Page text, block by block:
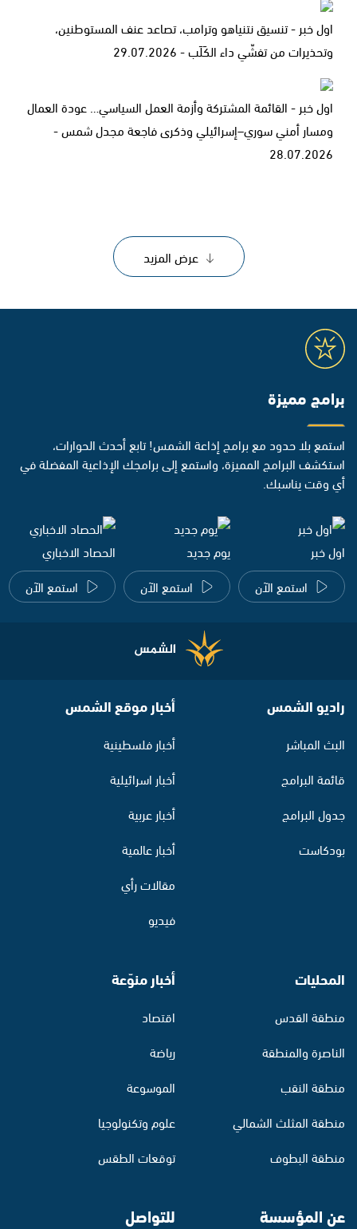
اول خبر - تنسيق نتنياهو وترامب، تصاعد عنف المستوطنين،
وتحذيرات من تفشّي داء الكَلَب - 29.07.2026
اول خبر - القائمة المشتركة وأزمة العمل السياسي… عودة العمال
ومسار أمني سوري–إسرائيلي وذكرى فاجعة مجدل شمس -
28.07.2026
عرض المزيد
برامج مميزة
استمع بلا حدود مع برامج إذاعة الشمس! تابع أحدث الحوارات،
استكشف البرامج المميزة، واستمع إلى برامجك الإذاعية المفضلة في
أي وقت يناسبك.
اول خبر
استمع الآن
يوم جديد
استمع الآن
الحصاد الاخباري
استمع الآن
راديو الشمس
البث المباشر
قائمة البرامج
جدول البرامج
بودكاست
أخبار موقع الشمس
أخبار فلسطينية
أخبار اسرائيلية
أخبار عربية
أخبار عالمية
مقالات رأي
فيديو
المحليات
منطقة القدس
الناصرة والمنطقة
منطقة النقب
منطقة المثلث الشمالي
منطقة البطوف
أخبار منوّعة
اقتصاد
رياضة
الموسوعة
علوم وتكنولوجيا
توقعات الطقس
عن المؤسسة للتواصل